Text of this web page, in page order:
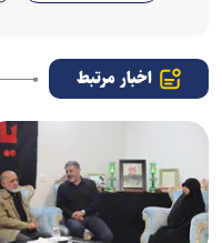
اخبار مرتبط